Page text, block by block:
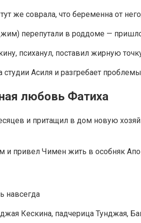
же соврала, что беременна от
перепутали в роддоме —
психанул, поставил жирную
студии Асиля и разгребает проблемы
любовь Фатиха
и притащил в дом новую
и привел Чимен жить в особняк
навсегда
Кескина, падчерица Тунджая,